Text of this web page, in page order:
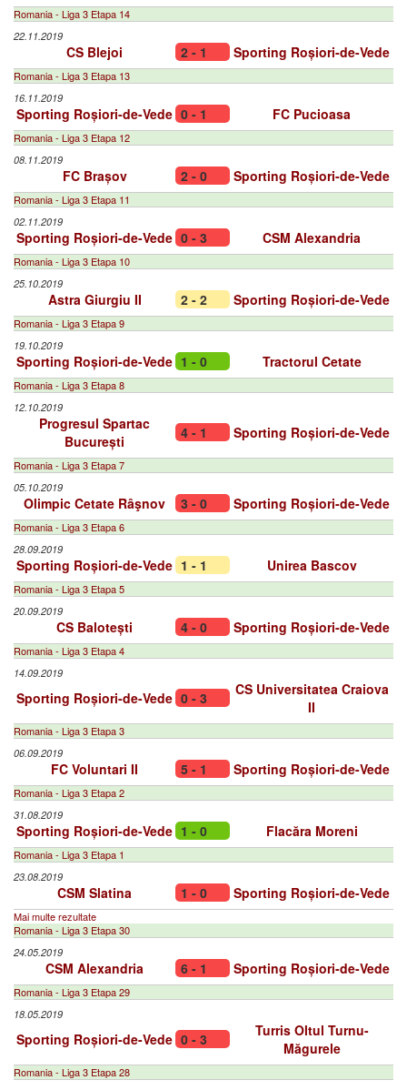
Romania - Liga 3 Etapa 14
22.11.2019
CS Blejoi 2 - 1 Sporting Roșiori-de-Vede
Romania - Liga 3 Etapa 13
16.11.2019
Sporting Roșiori-de-Vede 0 - 1 FC Pucioasa
Romania - Liga 3 Etapa 12
08.11.2019
FC Brașov 2 - 0 Sporting Roșiori-de-Vede
Romania - Liga 3 Etapa 11
02.11.2019
Sporting Roșiori-de-Vede 0 - 3 CSM Alexandria
Romania - Liga 3 Etapa 10
25.10.2019
Astra Giurgiu II 2 - 2 Sporting Roșiori-de-Vede
Romania - Liga 3 Etapa 9
19.10.2019
Sporting Roșiori-de-Vede 1 - 0 Tractorul Cetate
Romania - Liga 3 Etapa 8
12.10.2019
Progresul Spartac
București
4 - 1 Sporting Roșiori-de-Vede
Romania - Liga 3 Etapa 7
05.10.2019
Olimpic Cetate Râşnov 3 - 0 Sporting Roșiori-de-Vede
Romania - Liga 3 Etapa 6
28.09.2019
Sporting Roșiori-de-Vede 1 - 1 Unirea Bascov
Romania - Liga 3 Etapa 5
20.09.2019
CS Balotești 4 - 0 Sporting Roșiori-de-Vede
Romania - Liga 3 Etapa 4
14.09.2019
Sporting Roșiori-de-Vede 0 - 3
CS Universitatea Craiova
II
Romania - Liga 3 Etapa 3
06.09.2019
FC Voluntari II 5 - 1 Sporting Roșiori-de-Vede
Romania - Liga 3 Etapa 2
31.08.2019
Sporting Roșiori-de-Vede 1 - 0 Flacăra Moreni
Romania - Liga 3 Etapa 1
23.08.2019
CSM Slatina 1 - 0 Sporting Roșiori-de-Vede
Mai multe rezultate
Romania - Liga 3 Etapa 30
24.05.2019
CSM Alexandria 6 - 1 Sporting Roșiori-de-Vede
Romania - Liga 3 Etapa 29
18.05.2019
Sporting Roșiori-de-Vede 0 - 3
Turris Oltul Turnu-
Măgurele
Romania - Liga 3 Etapa 28